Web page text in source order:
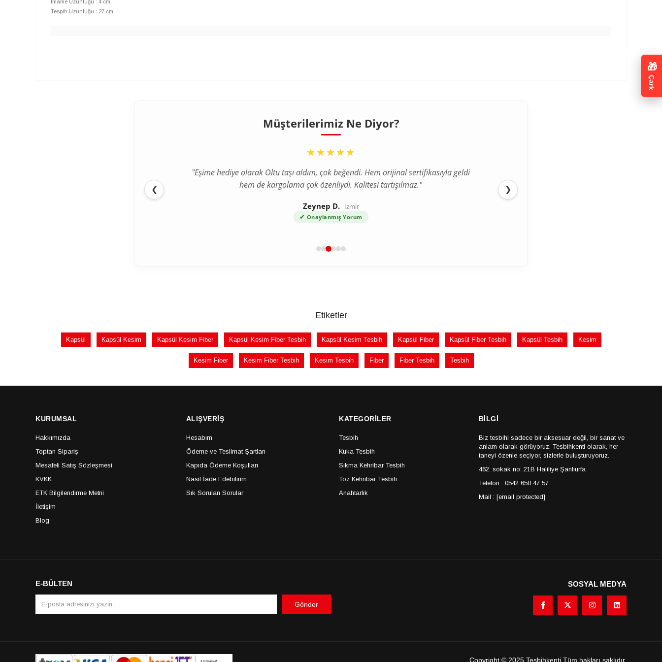
İmame Uzunluğu : 4 cm
Tespih Uzunluğu : 27 cm
Müşterilerimiz Ne Diyor?
❮
“
★★★★★
"Eşime hediye olarak Oltu taşı aldım, çok beğendi. Hem orijinal sertifikasıyla geldi
hem de kargolama çok özenliydi. Kalitesi tartışılmaz."
Zeynep D. İzmir
✔ Onaylanmış Yorum
❯
Etiketler
Kapsül Kapsül Kesim Kapsül Kesim Fiber Kapsül Kesim Fiber Tesbih Kapsül Kesim Tesbih Kapsül Fiber Kapsül Fiber Tesbih Kapsül Tesbih Kesim
Kesim Fiber Kesim Fiber Tesbih Kesim Tesbih Fiber Fiber Tesbih Tesbih
KURUMSAL
Hakkımızda
Toptan Sipariş
Mesafeli Satış Sözleşmesi
KVKK
ETK Bilgilendirme Metni
İletişim
Blog
ALIŞVERİŞ
Hesabım
Ödeme ve Teslimat Şartları
Kapıda Ödeme Koşulları
Nasıl İade Edebilirim
Sık Sorulan Sorular
KATEGORİLER
Tesbih
Kuka Tesbih
Sıkma Kehribar Tesbih
Toz Kehribar Tesbih
Anahtarlık
BİLGİ
Biz tesbihi sadece bir aksesuar değil, bir sanat ve
anlam olarak görüyoruz. Tesbihkenti olarak, her
taneyi özenle seçiyor, sizlerle buluşturuyoruz.
462. sokak no: 21B Haliliye Şanlıurfa
Telefon : 0542 650 47 57
Mail : [email protected]
E-BÜLTEN
Gönder
SOSYAL MEDYA
Copyright © 2025 Tesbihkenti Tüm hakları saklıdır.
🎁
Çark